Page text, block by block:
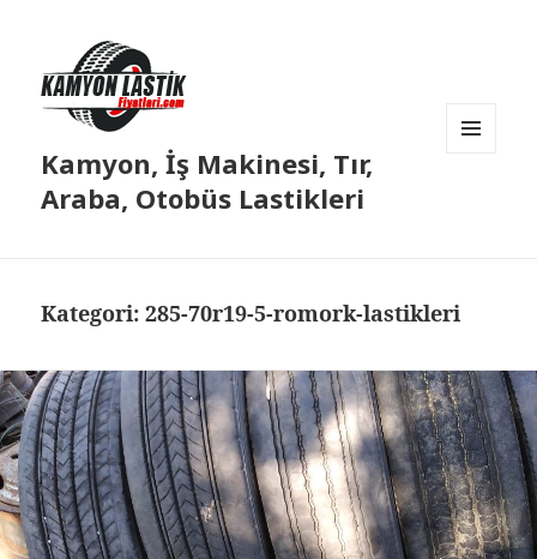
Kamyon, İş Makinesi, Tır,
Araba, Otobüs Lastikleri
Kategori:285-70r19-5-romork-lastikleri